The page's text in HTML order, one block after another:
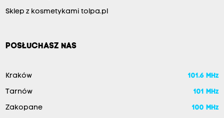
Sklep z kosmetykami tolpa.pl
POSŁUCHASZ NAS
Kraków 101.6 MHz
Tarnów 101 MHz
Zakopane 100 MHz